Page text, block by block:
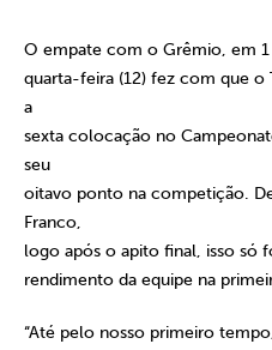
O empate com o Grêmio, em 1
quarta-feira (12) fez com que o
a
sexta colocação no
seu
oitavo ponto na competição.
Franco,
logo após o apito final, isso só
rendimento da equipe na
“Até pelo nosso primeiro